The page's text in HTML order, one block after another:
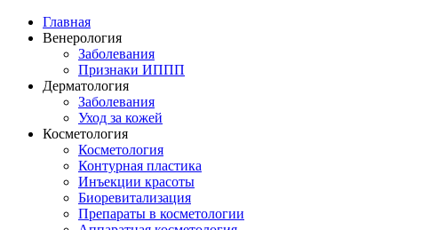
Главная
Венерология
Заболевания
Признаки ИППП
Дерматология
Заболевания
Уход за кожей
Косметология
Косметология
Контурная пластика
Инъекции красоты
Биоревитализация
Препараты в косметологии